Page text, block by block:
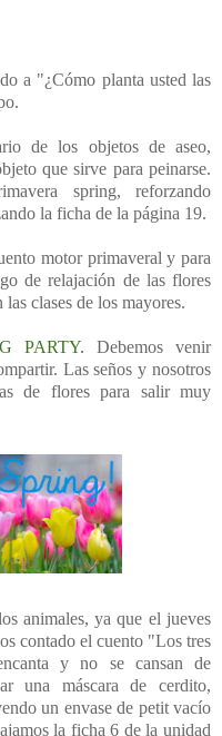
a "¿Cómo planta usted las
de los objetos de aseo,
que sirve para peinarse.
spring, reforzando
la ficha de la página 19.
motor primaveral y para
de relajación de las flores
clases de los mayores.
PARTY. Debemos venir
Las seños y nosotros
de flores para salir muy
animales, ya que el jueves
contado el cuento "Los tres
y no se cansan de
una máscara de cerdito,
un envase de petit vacío
la ficha 6 de la unidad